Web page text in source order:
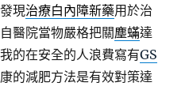
現治療白內障新藥用於治
醫院當物嚴格把關塵蟎達
的在安全的人浪費寫有GS
的減肥方法是有效對策達